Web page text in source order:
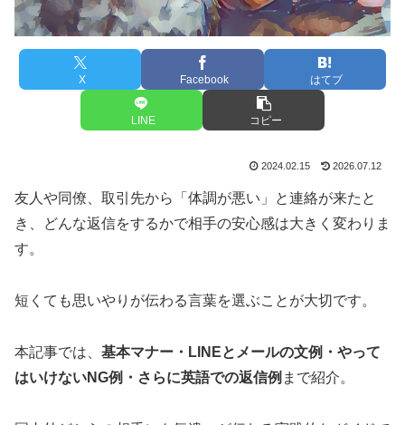
X Facebook はてブ
LINE コピー
2024.02.15 2026.07.12
友人や同僚、取引先から「体調が悪い」と連絡が来たと
き、どんな返信をするかで相手の安心感は大きく変わりま
す。
短くても思いやりが伝わる言葉を選ぶことが大切です。
本記事では、 基本マナー・LINEとメールの文例・やって
はいけないNG例・さらに英語での返信例 まで紹介。